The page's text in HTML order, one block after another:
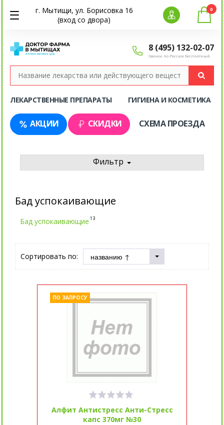
г. Мытищи, ул. Борисовка 16
(вход со двора)
8 (495) 132-02-07
Звонок по России бесплатный
0
ЛЕКАРСТВЕННЫЕ ПРЕПАРАТЫ ГИГИЕНА И КОСМЕТИКА
АКЦИИ СКИДКИ СХЕМА ПРОЕЗДА
Фильтр
Бад успокаивающие
Бад успокаивающие 13
Сортировать по:
Алфит Антистресс Анти-Стресс
капс 370мг №30
ПО ЗАПРОСУ